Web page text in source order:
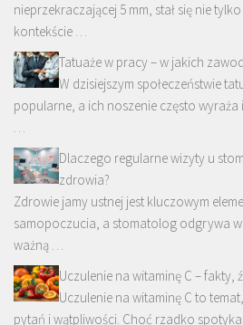
nieprzekraczającej 5 mm, stał się nie
kontekście …
Tatuaże w pracy – w jakich
W dzisiejszym społeczeństwie
popularne, a ich noszenie często
…
Dlaczego regularne wizyty u
zdrowia?
Zdrowie jamy ustnej jest kluczowym
samopoczucia, a stomatolog odgrywa
ważną …
Uczulenie na witaminę C – fakty,
Uczulenie na witaminę C to
pytań i wątpliwości. Choć rzadko